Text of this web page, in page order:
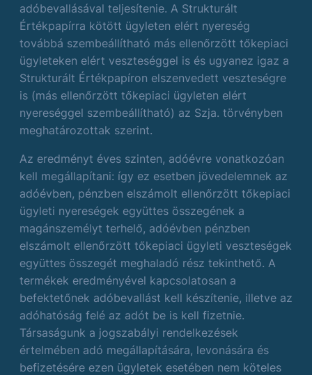
adóbevallásával teljesítenie. A Strukturált
Értékpapírra kötött ügyleten elért nyereség
továbbá szembeállítható más ellenőrzött tőkepiaci
ügyleteken elért veszteséggel is és ugyanez igaz a
Strukturált Értékpapíron elszenvedett veszteségre
is (más ellenőrzött tőkepiaci ügyleten elért
nyereséggel szembeállítható) az Szja. törvényben
meghatározottak szerint.
Az eredményt éves szinten, adóévre vonatkozóan
kell megállapítani: így ez esetben jövedelemnek az
adóévben, pénzben elszámolt ellenőrzött tőkepiaci
ügyleti nyereségek együttes összegének a
magánszemélyt terhelő, adóévben pénzben
elszámolt ellenőrzött tőkepiaci ügyleti veszteségek
együttes összegét meghaladó rész tekinthető. A
termékek eredményével kapcsolatosan a
befektetőnek adóbevallást kell készítenie, illetve az
adóhatóság felé az adót be is kell fizetnie.
Társaságunk a jogszabályi rendelkezések
értelmében adó megállapítására, levonására és
befizetésére ezen ügyletek esetében nem köteles